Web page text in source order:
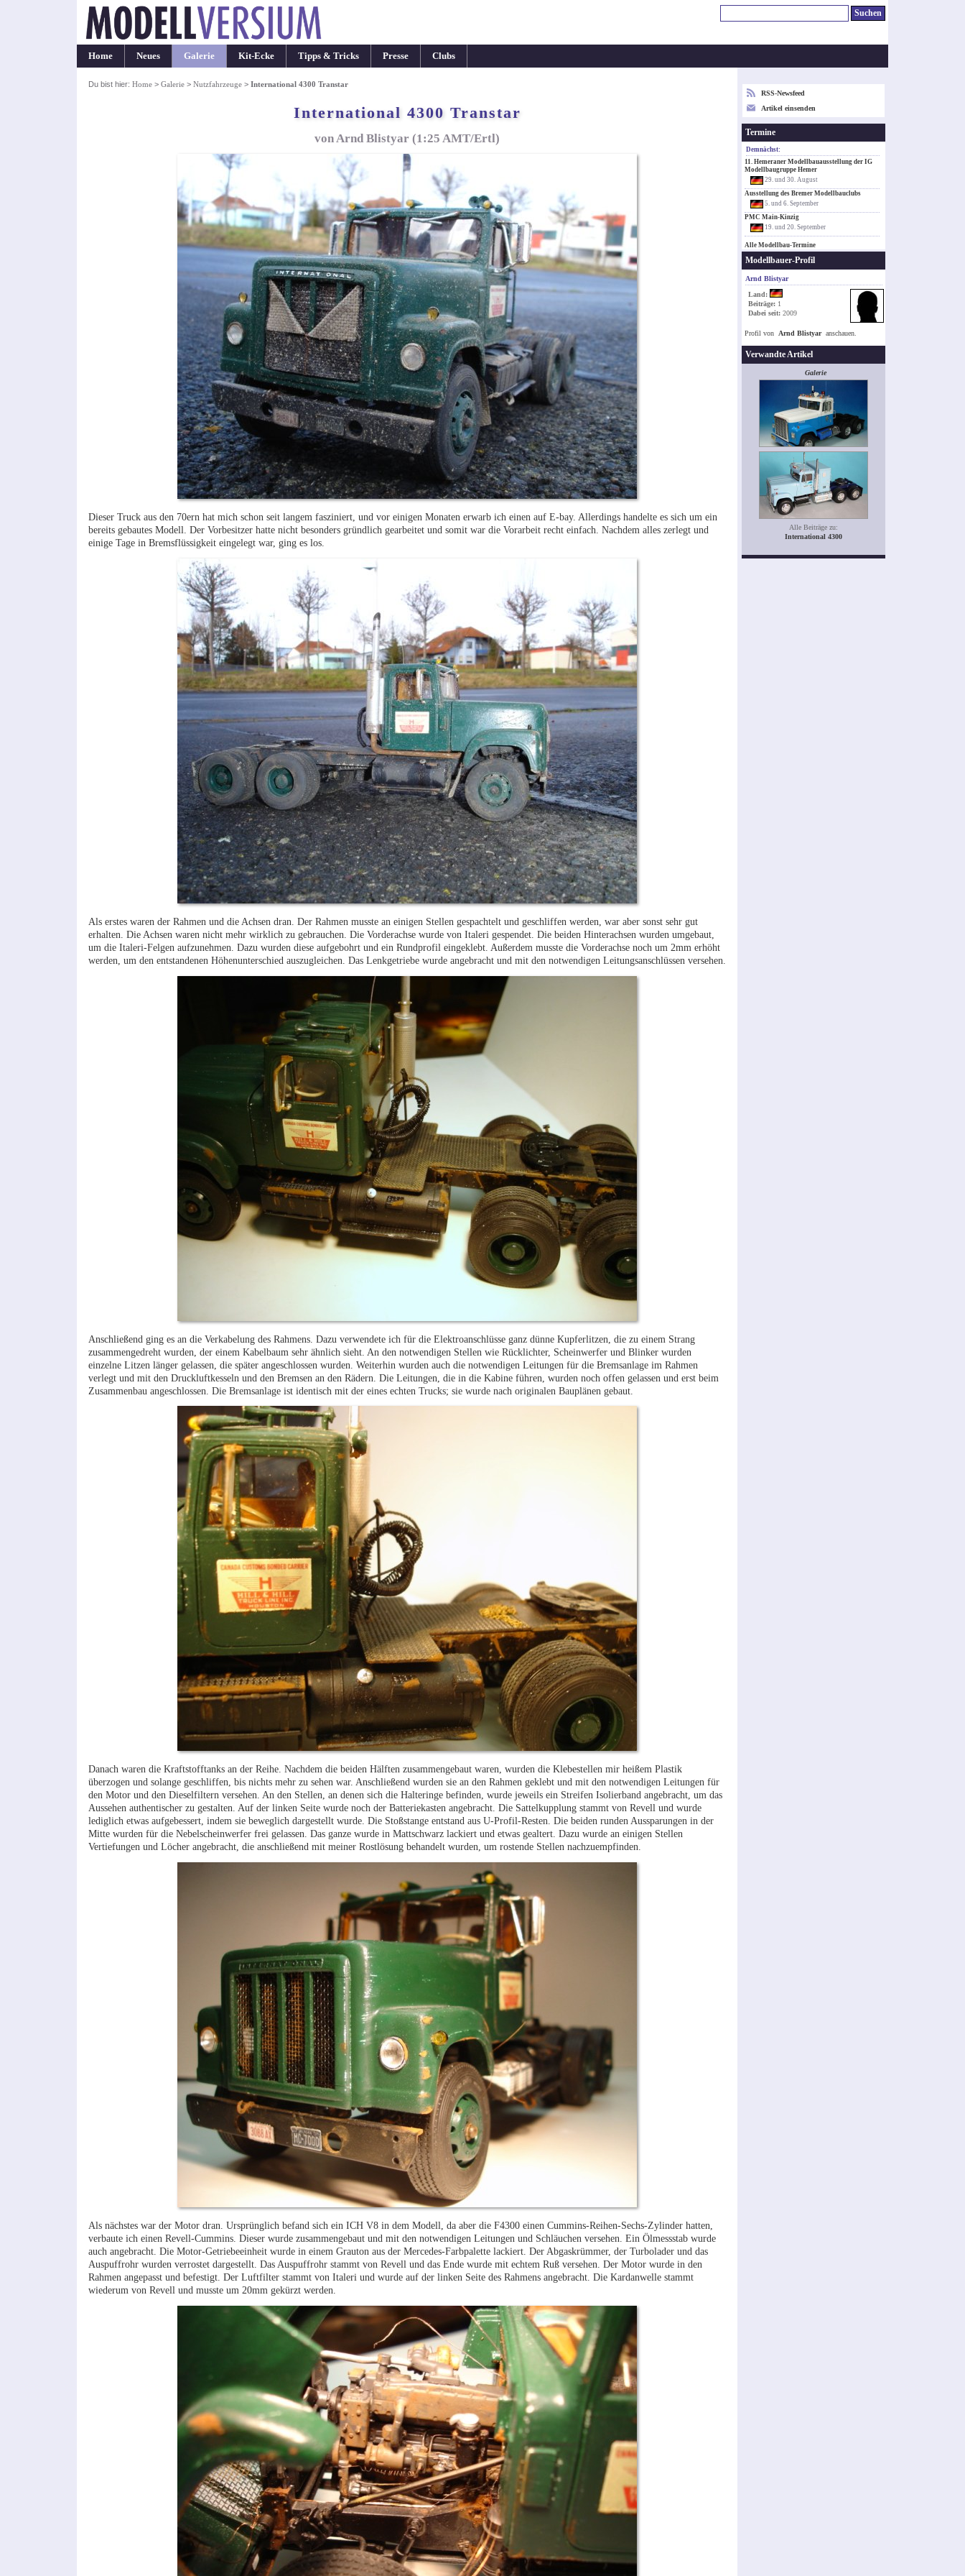
Home Neues Galerie Kit-Ecke Tipps & Tricks Presse Clubs
Du bist hier: Home> Galerie> Nutzfahrzeuge> International 4300 Transtar
International 4300 Transtar
von Arnd Blistyar (1:25 AMT/Ertl)
Dieser Truck aus den 70ern hat mich schon seit langem fasziniert, und vor einigen Monaten erwarb ich einen auf E-bay. Allerdings handelte es sich um ein
bereits gebautes Modell. Der Vorbesitzer hatte nicht besonders gründlich gearbeitet und somit war die Vorarbeit recht einfach. Nachdem alles zerlegt und
einige Tage in Bremsflüssigkeit eingelegt war, ging es los.
Als erstes waren der Rahmen und die Achsen dran. Der Rahmen musste an einigen Stellen gespachtelt und geschliffen werden, war aber sonst sehr gut
erhalten. Die Achsen waren nicht mehr wirklich zu gebrauchen. Die Vorderachse wurde von Italeri gespendet. Die beiden Hinterachsen wurden umgebaut,
um die Italeri-Felgen aufzunehmen. Dazu wurden diese aufgebohrt und ein Rundprofil eingeklebt. Außerdem musste die Vorderachse noch um 2mm erhöht
werden, um den entstandenen Höhenunterschied auszugleichen. Das Lenkgetriebe wurde angebracht und mit den notwendigen Leitungsanschlüssen versehen.
Anschließend ging es an die Verkabelung des Rahmens. Dazu verwendete ich für die Elektroanschlüsse ganz dünne Kupferlitzen, die zu einem Strang
zusammengedreht wurden, der einem Kabelbaum sehr ähnlich sieht. An den notwendigen Stellen wie Rücklichter, Scheinwerfer und Blinker wurden
einzelne Litzen länger gelassen, die später angeschlossen wurden. Weiterhin wurden auch die notwendigen Leitungen für die Bremsanlage im Rahmen
verlegt und mit den Druckluftkesseln und den Bremsen an den Rädern. Die Leitungen, die in die Kabine führen, wurden noch offen gelassen und erst beim
Zusammenbau angeschlossen. Die Bremsanlage ist identisch mit der eines echten Trucks; sie wurde nach originalen Bauplänen gebaut.
Danach waren die Kraftstofftanks an der Reihe. Nachdem die beiden Hälften zusammengebaut waren, wurden die Klebestellen mir heißem Plastik
überzogen und solange geschliffen, bis nichts mehr zu sehen war. Anschließend wurden sie an den Rahmen geklebt und mit den notwendigen Leitungen für
den Motor und den Dieselfiltern versehen. An den Stellen, an denen sich die Halteringe befinden, wurde jeweils ein Streifen Isolierband angebracht, um das
Aussehen authentischer zu gestalten. Auf der linken Seite wurde noch der Batteriekasten angebracht. Die Sattelkupplung stammt von Revell und wurde
lediglich etwas aufgebessert, indem sie beweglich dargestellt wurde. Die Stoßstange entstand aus U-Profil-Resten. Die beiden runden Aussparungen in der
Mitte wurden für die Nebelscheinwerfer frei gelassen. Das ganze wurde in Mattschwarz lackiert und etwas gealtert. Dazu wurde an einigen Stellen
Vertiefungen und Löcher angebracht, die anschließend mit meiner Rostlösung behandelt wurden, um rostende Stellen nachzuempfinden.
Als nächstes war der Motor dran. Ursprünglich befand sich ein ICH V8 in dem Modell, da aber die F4300 einen Cummins-Reihen-Sechs-Zylinder hatten,
verbaute ich einen Revell-Cummins. Dieser wurde zusammengebaut und mit den notwendigen Leitungen und Schläuchen versehen. Ein Ölmessstab wurde
auch angebracht. Die Motor-Getriebeeinheit wurde in einem Grauton aus der Mercedes-Farbpalette lackiert. Der Abgaskrümmer, der Turbolader und das
Auspuffrohr wurden verrostet dargestellt. Das Auspuffrohr stammt von Revell und das Ende wurde mit echtem Ruß versehen. Der Motor wurde in den
Rahmen angepasst und befestigt. Der Luftfilter stammt von Italeri und wurde auf der linken Seite des Rahmens angebracht. Die Kardanwelle stammt
wiederum von Revell und musste um 20mm gekürzt werden.
RSS-Newsfeed
Artikel einsenden
Termine
Demnächst:
11. Hemeraner Modellbauausstellung der IG
Modellbaugruppe Hemer
29. und 30. August
Ausstellung des Bremer Modellbauclubs
5. und 6. September
PMC Main-Kinzig
19. und 20. September
Alle Modellbau-Termine
Modellbauer-Profil
Arnd Blistyar
Land:
Beiträge: 1
Dabei seit: 2009
Profil von Arnd Blistyar anschauen.
Verwandte Artikel
Galerie
Alle Beiträge zu:
International 4300